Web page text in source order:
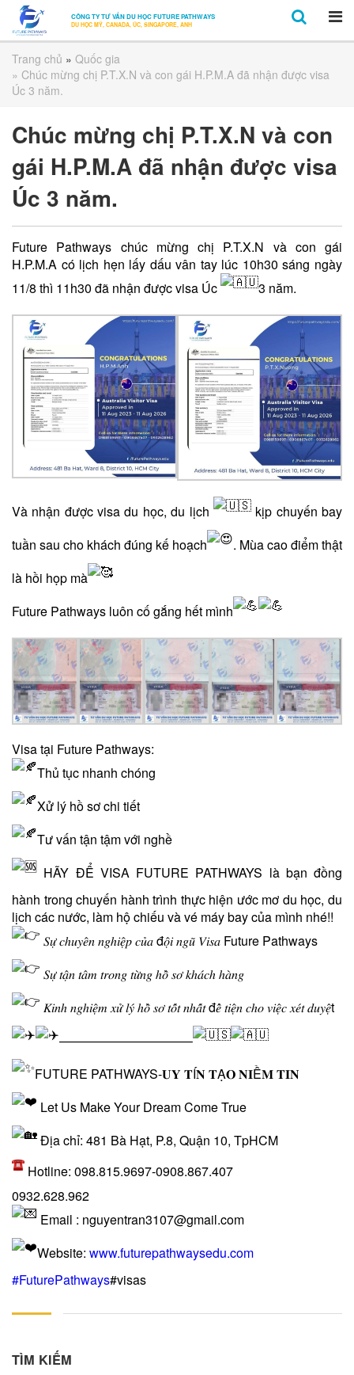
CÔNG TY TƯ VẤN DU HỌC FUTURE PATHWAYS
DU HỌC MỸ, CANADA, ÚC, SINGAPORE, ANH
Trang chủ » Quốc gia
» Chúc mừng chị P.T.X.N và con gái H.P.M.A đã nhận được visa
Úc 3 năm.
Chúc mừng chị P.T.X.N và con
gái H.P.M.A đã nhận được visa
Úc 3 năm.
Future Pathways chúc mừng chị P.T.X.N và con gái
H.P.M.A có lịch hẹn lấy dấu vân tay lúc 10h30 sáng ngày
11/8 thì 11h30 đã nhận được visa Úc
3 năm.
Và nhận được visa du học, du lịch
kịp chuyến bay
tuần sau cho khách đúng kế hoạch
. Mùa cao điểm thật
là hồi họp mà
Future Pathways luôn cố gắng hết mình
Visa tại Future Pathways:
Thủ tục nhanh chóng
Xử lý hồ sơ chi tiết
Tư vấn tận tậm với nghề
HÃY ĐỂ VISA FUTURE PATHWAYS là bạn đồng
hành trong chuyến hành trình thực hiện ước mơ du học, du
lịch các nước, làm hộ chiếu và vé máy bay của mình nhé!!
𝑆𝑢̛̣ 𝑐ℎ𝑢𝑦𝑒̂𝑛 𝑛𝑔ℎ𝑖𝑒̣̂𝑝 𝑐𝑢̉𝑎 đ𝑜̣̂𝑖 𝑛𝑔𝑢̃ 𝑉𝑖𝑠𝑎 Future Pathways
𝑆𝑢̛̣ 𝑡𝑎̣̂𝑛 𝑡𝑎̂𝑚 𝑡𝑟𝑜𝑛𝑔 𝑡𝑢̛̀𝑛𝑔 ℎ𝑜̂̀ 𝑠𝑜̛ 𝑘ℎ𝑎́𝑐ℎ ℎ𝑎̀𝑛𝑔
𝐾𝑖𝑛ℎ 𝑛𝑔ℎ𝑖𝑒̣̂𝑚 𝑥𝑢̛̉ 𝑙𝑦́ ℎ𝑜̂̀ 𝑠𝑜̛ 𝑡𝑜̂́𝑡 𝑛ℎ𝑎̂́𝑡 đ𝑒̂̉ 𝑡𝑖𝑒̣̂𝑛 𝑐ℎ𝑜 𝑣𝑖𝑒̣̂𝑐 𝑥𝑒́𝑡 𝑑𝑢𝑦𝑒̣̂t
——————————–
FUTURE PATHWAYS-𝐔𝐘 𝐓Í𝐍 𝐓Ạ𝐎 𝐍𝐈Ề𝐌 𝐓𝐈𝐍
Let Us Make Your Dream Come True
Địa chỉ: 481 Bà Hạt, P.8, Quận 10, TpHCM
Hotline: 098.815.9697-0908.867.407
0932.628.962
Email : nguyentran3107@gmail.com
Website: www.futurepathwaysedu.com
#FuturePathways#visas
TÌM KIẾM